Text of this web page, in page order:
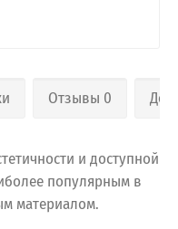
Отзывы 0
и доступной
популярным в
материалом.